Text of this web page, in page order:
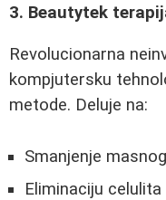
3. Beautytek
Revolucionarna
kompjutersku
metode. Deluje na:
Smanjenje
Eliminaciju celulita